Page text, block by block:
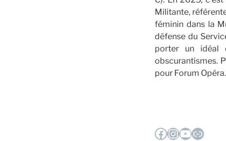
Militante,
féminin dans la
défense du
porter un idéal
obscurantismes.
pour Forum Opéra.
Facebook
Instagram
YouTube
Lien